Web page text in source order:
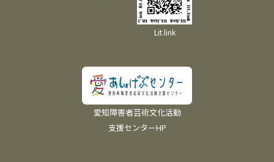
Lit.link
愛知障害者芸術文化活動
支援センターHP